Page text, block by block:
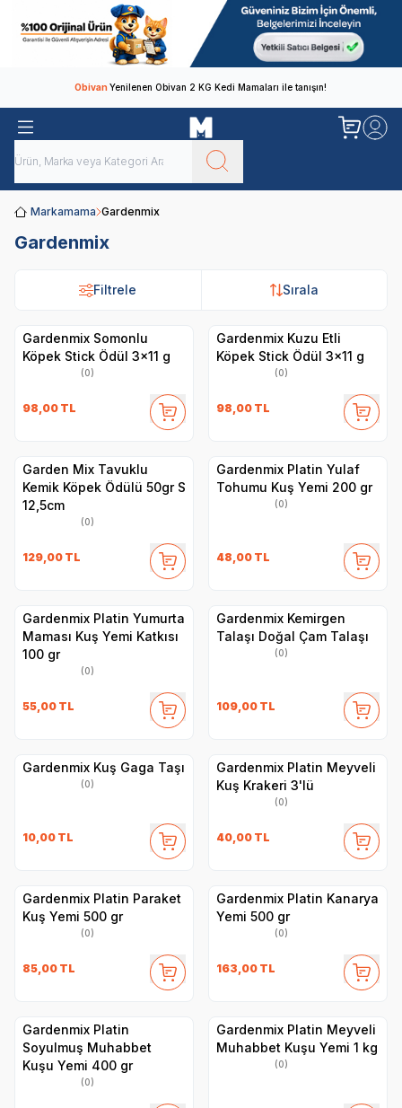
ObivanYenilenen Obivan 2 KG Kedi Mamaları ile tanışın!
Markamama Gardenmix
Gardenmix
Filtrele Sırala
Gardenmix Somonlu
Köpek Stick Ödül 3x11 g
(0)
98,00 TL
Gardenmix Kuzu Etli
Köpek Stick Ödül 3x11 g
(0)
98,00 TL
Garden Mix Tavuklu
Kemik Köpek Ödülü 50gr S
12,5cm
(0)
129,00 TL
Gardenmix Platin Yulaf
Tohumu Kuş Yemi 200 gr
(0)
48,00 TL
Gardenmix Platin Yumurta
Maması Kuş Yemi Katkısı
100 gr
(0)
55,00 TL
Gardenmix Kemirgen
Talaşı Doğal Çam Talaşı
(0)
109,00 TL
Gardenmix Kuş Gaga Taşı
(0)
10,00 TL
Gardenmix Platin Meyveli
Kuş Krakeri 3'lü
(0)
40,00 TL
Gardenmix Platin Paraket
Kuş Yemi 500 gr
(0)
85,00 TL
Gardenmix Platin Kanarya
Yemi 500 gr
(0)
163,00 TL
Gardenmix Platin
Soyulmuş Muhabbet
Kuşu Yemi 400 gr
(0)
Gardenmix Platin Meyveli
Muhabbet Kuşu Yemi 1 kg
(0)